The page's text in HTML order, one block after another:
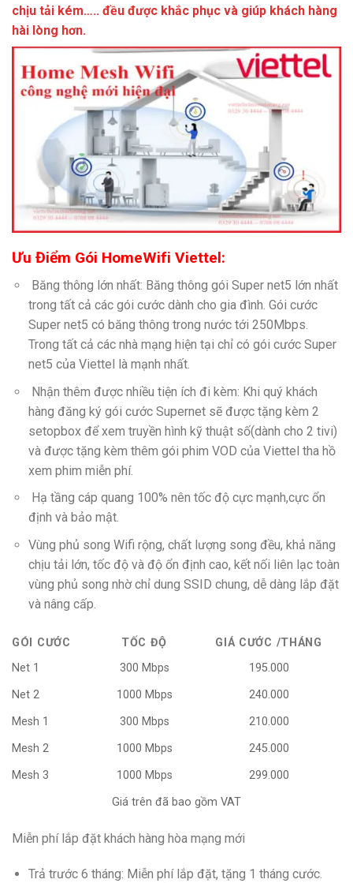
chịu tải kém….. đều được khắc phục và giúp khách hàng
hài lòng hơn.
Ưu Điểm Gói HomeWifi Viettel:
Băng thông lớn nhất: Băng thông gói Super net5 lớn nhất
trong tất cả các gói cước dành cho gia đình. Gói cước
Super net5 có băng thông trong nước tới 250Mbps.
Trong tất cả các nhà mạng hiện tại chỉ có gói cước Super
net5 của Viettel là mạnh nhất.
Nhận thêm được nhiều tiện ích đi kèm: Khi quý khách
hàng đăng ký gói cước Supernet sẽ được tặng kèm 2
setopbox để xem truyền hình kỹ thuật số(dành cho 2 tivi)
và được tặng kèm thêm gói phim VOD của Viettel tha hồ
xem phim miễn phí.
Hạ tầng cáp quang 100% nên tốc độ cực mạnh,cực ổn
định và bảo mật.
Vùng phủ song Wifi rộng, chất lượng song đều, khả năng
chịu tải lớn, tốc độ và độ ổn định cao, kết nối liên lạc toàn
vùng phủ song nhờ chỉ dung SSID chung, dễ dàng lắp đặt
và nâng cấp.
GÓI CƯỚC TỐC ĐỘ
GIÁ CƯỚC /THÁNG
Net 1
300 Mbps
195.000
Net 2
1000 Mbps
240.000
Mesh 1
300 Mbps
210.000
Mesh 2
1000 Mbps
245.000
Mesh 3
1000 Mbps
299.000
Giá trên đã bao gồm VAT
Miễn phí lắp đặt khách hàng hòa mạng mới
Trả trước 6 tháng: Miễn phí lắp đặt, tặng 1 tháng cước.